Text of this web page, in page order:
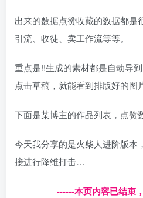
出来的数据点赞收藏的数据都是
引流、收徒、卖工作流等等。
重点是!!生成的素材都是自动导
点击草稿，就能看到排版好的图
下面是某博主的作品列表，点赞
今天我分享的是火柴人进阶版本
接进行降维打击…
------本页内容已结束